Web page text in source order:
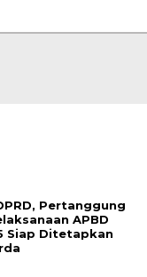
Pertanggung
APBD
Siap Ditetapkan